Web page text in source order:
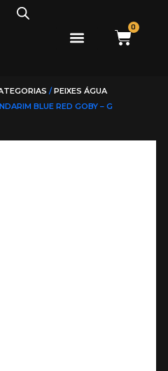
0
/PEIXES ÁGUA
BLUE RED GOBY – G